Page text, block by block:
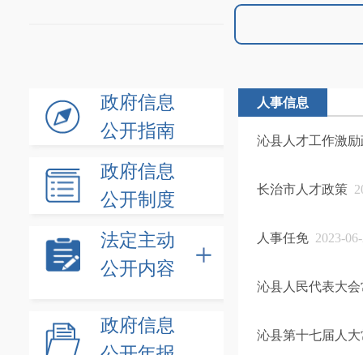
政府信息
公开指南
政府信息
公开制度
法定主动
公开内容
政府信息
人事信息
沁县人才工作激
长治市人才政策
人事任免 2023-
沁县人民代表大
沁县第十七届人